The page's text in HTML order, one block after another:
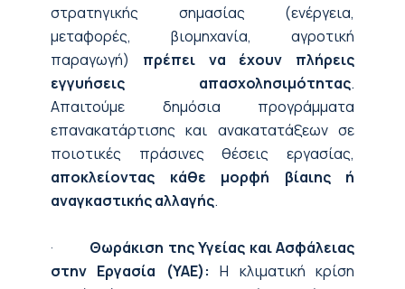
στρατηγικής σημασίας (ενέργεια,
μεταφορές, βιομηχανία, αγροτική
παραγωγή) πρέπει να έχουν πλήρεις
εγγυήσεις απασχολησιμότητας.
Απαιτούμε δημόσια προγράμματα
επανακατάρτισης και ανακατατάξεων σε
ποιοτικές πράσινες θέσεις εργασίας,
αποκλείοντας κάθε μορφή βίαιης ή
αναγκαστικής αλλαγής.
· Θωράκιση της Υγείας και Ασφάλειας
στην Εργασία (ΥΑΕ): Η κλιματική κρίση